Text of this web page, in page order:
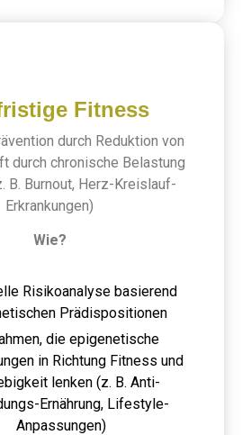
Fitness
durch Reduktion von
durch chronische Belastung
B. Burnout, Herz-Kreislauf-
Erkrankungen)
Wie?
Risikoanalyse basierend
Prädispositionen
die epigenetische
in Richtung Fitness und
lenken (z. B. Anti-
Ernährung, Lifestyle-
Anpassungen)